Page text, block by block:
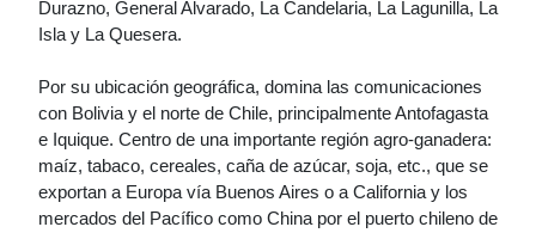
Durazno, General Alvarado, La Candelaria, La Lagunilla, La
Isla y La Quesera.
Por su ubicación geográfica, domina las comunicaciones
con Bolivia y el norte de Chile, principalmente Antofagasta
e Iquique. Centro de una importante región agro-ganadera:
maíz, tabaco, cereales, caña de azúcar, soja, etc., que se
exportan a Europa vía Buenos Aires o a California y los
mercados del Pacífico como China por el puerto chileno de